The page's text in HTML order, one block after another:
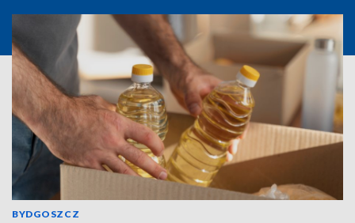
BYDGOSZCZ